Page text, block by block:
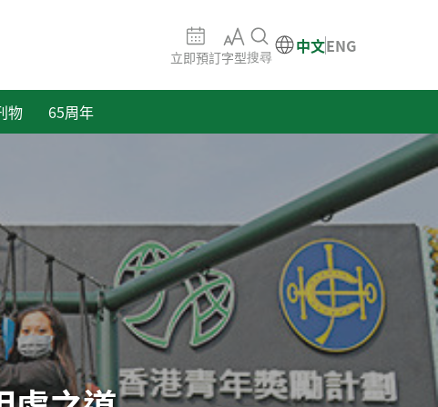
立即預訂字型搜尋
中文ENG
物 65周年